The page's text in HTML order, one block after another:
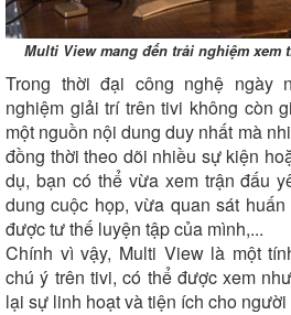
Multi View mang đến trải nghiệm
Trong thời đại công nghệ ngày
nghiệm giải trí trên tivi không còn
một nguồn nội dung duy nhất mà
đồng thời theo dõi nhiều sự kiện
dụ, bạn có thể vừa xem trận đấu
dung cuộc họp, vừa quan sát
được tư thế luyện tập của mình,...
Chính vì vậy, Multi View là một
chú ý trên tivi, có thể được xem
lại sự linh hoạt và tiện ích cho người